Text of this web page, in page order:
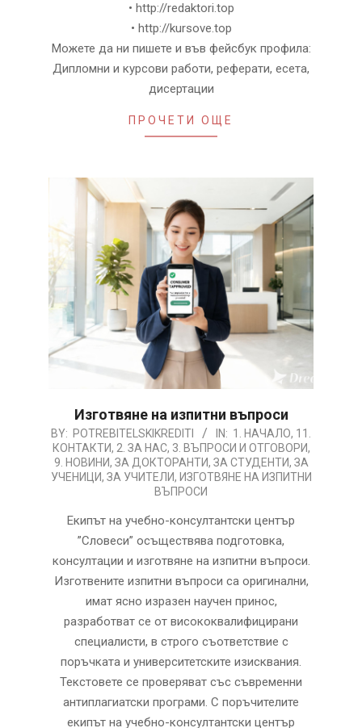
• http://redaktori.top
• http://kursove.top
Можете да ни пишете и във фейсбук профила:
Дипломни и курсови работи, реферати, есета,
дисертации
ПРОЧЕТИ ОЩЕ
Изготвяне на изпитни въпроси
2026-
08-
05
BY: POTREBITELSKIKREDITI IN: 1. НАЧАЛО, 11.
КОНТАКТИ, 2. ЗА НАС, 3. ВЪПРОСИ И ОТГОВОРИ,
9. НОВИНИ, ЗА ДОКТОРАНТИ, ЗА СТУДЕНТИ, ЗА
УЧЕНИЦИ, ЗА УЧИТЕЛИ, ИЗГОТВЯНЕ НА ИЗПИТНИ
ВЪПРОСИ
Екипът на учебно-консултантски център
”Словеси” осъществява подготовка,
консултации и изготвяне на изпитни въпроси.
Изготвeните изпитни въпроси са оригинални,
имат ясно изразен научен принос,
разработват се от висококвалифицирани
специалисти, в строго съответствие с
поръчката и университетските изисквания.
Текстовете се проверяват със съвременни
антиплагиатски програми. С поръчителите
екипът на учебно-консултантски център